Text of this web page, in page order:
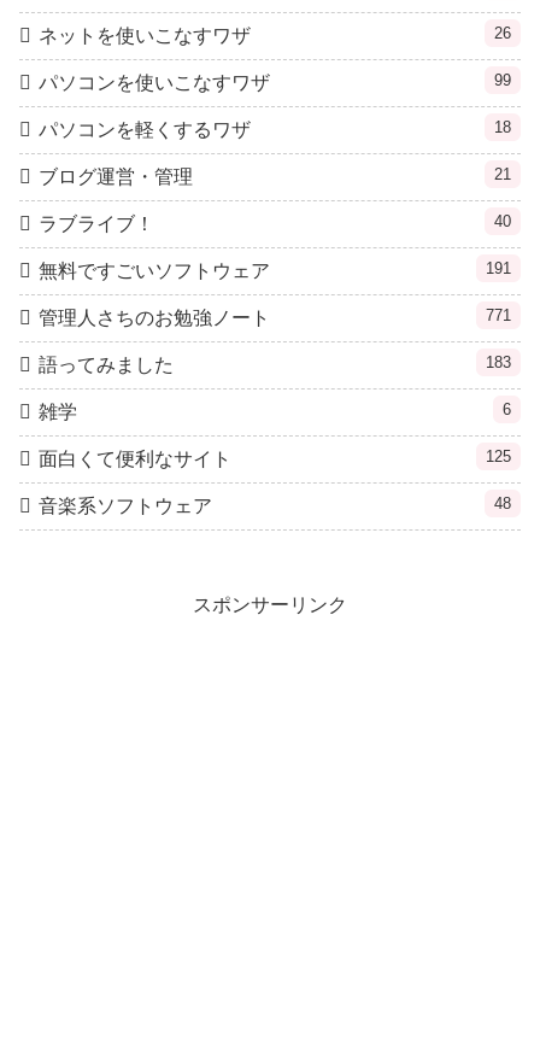
ネットを使いこなすワザ 26
パソコンを使いこなすワザ 99
パソコンを軽くするワザ 18
ブログ運営・管理 21
ラブライブ！ 40
無料ですごいソフトウェア 191
管理人さちのお勉強ノート 771
語ってみました 183
雑学 6
面白くて便利なサイト 125
音楽系ソフトウェア 48
スポンサーリンク